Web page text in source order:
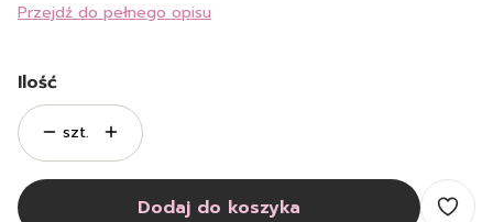
Przejdź do pełnego opisu
Ilość
szt.
Dodaj do koszyka